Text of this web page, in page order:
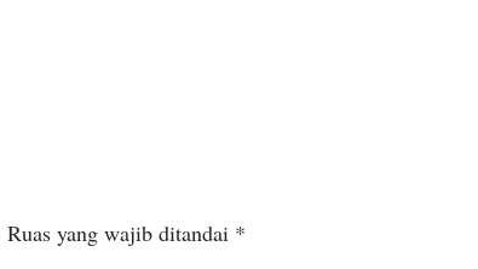
Ruas yang wajib ditandai *